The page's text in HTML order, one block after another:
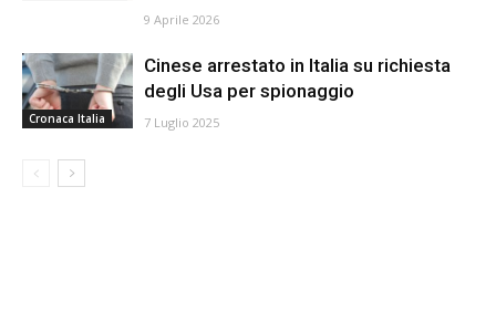
9 Aprile 2026
Cronaca Italia
Cinese arrestato in Italia su richiesta
degli Usa per spionaggio
7 Luglio 2025